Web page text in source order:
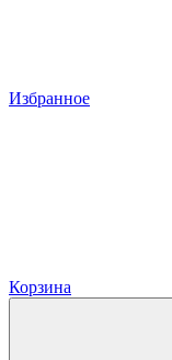
Избранное
Корзина